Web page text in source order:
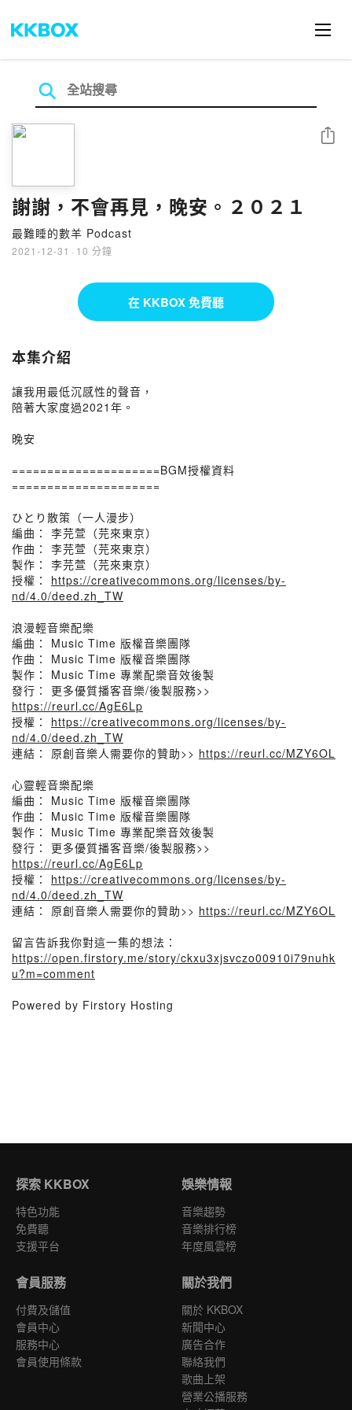
謝謝，不會再見，晚安。２０２１
最難睡的數羊 Podcast
2021-12-31 · 10 分鐘
分享
在 KKBOX 免費聽
本集介紹
讓我用最低沉感性的聲音，
陪著大家度過2021年。
晚安
=====================BGM授權資料
=====================
ひとり散策（一人漫步）
編曲： 李芫萱（芫來東京）
作曲： 李芫萱（芫來東京）
製作： 李芫萱（芫來東京）
授權： https://creativecommons.org/licenses/by-
nd/4.0/deed.zh_TW
浪漫輕音樂配樂
編曲： Music Time 版權音樂團隊
作曲： Music Time 版權音樂團隊
製作： Music Time 專業配樂音效後製
發行： 更多優質播客音樂/後製服務>>
https://reurl.cc/AgE6Lp
授權： https://creativecommons.org/licenses/by-
nd/4.0/deed.zh_TW
連結： 原創音樂人需要你的贊助>> https://reurl.cc/MZY6OL
心靈輕音樂配樂
編曲： Music Time 版權音樂團隊
作曲： Music Time 版權音樂團隊
製作： Music Time 專業配樂音效後製
發行： 更多優質播客音樂/後製服務>>
https://reurl.cc/AgE6Lp
授權： https://creativecommons.org/licenses/by-
nd/4.0/deed.zh_TW
連結： 原創音樂人需要你的贊助>> https://reurl.cc/MZY6OL
留言告訴我你對這一集的想法：
https://open.firstory.me/story/ckxu3xjsvczo00910i79nuhk
u?m=comment
Powered by Firstory Hosting
探索 KKBOX
特色功能
免費聽
支援平台
娛樂情報
音樂趨勢
音樂排行榜
年度風雲榜
會員服務
付費及儲值
會員中心
服務中心
會員使用條款
關於我們
關於 KKBOX
新聞中心
廣告合作
聯絡我們
歌曲上架
營業公播服務